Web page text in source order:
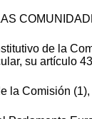
de la
su artículo
la Comisión (1),